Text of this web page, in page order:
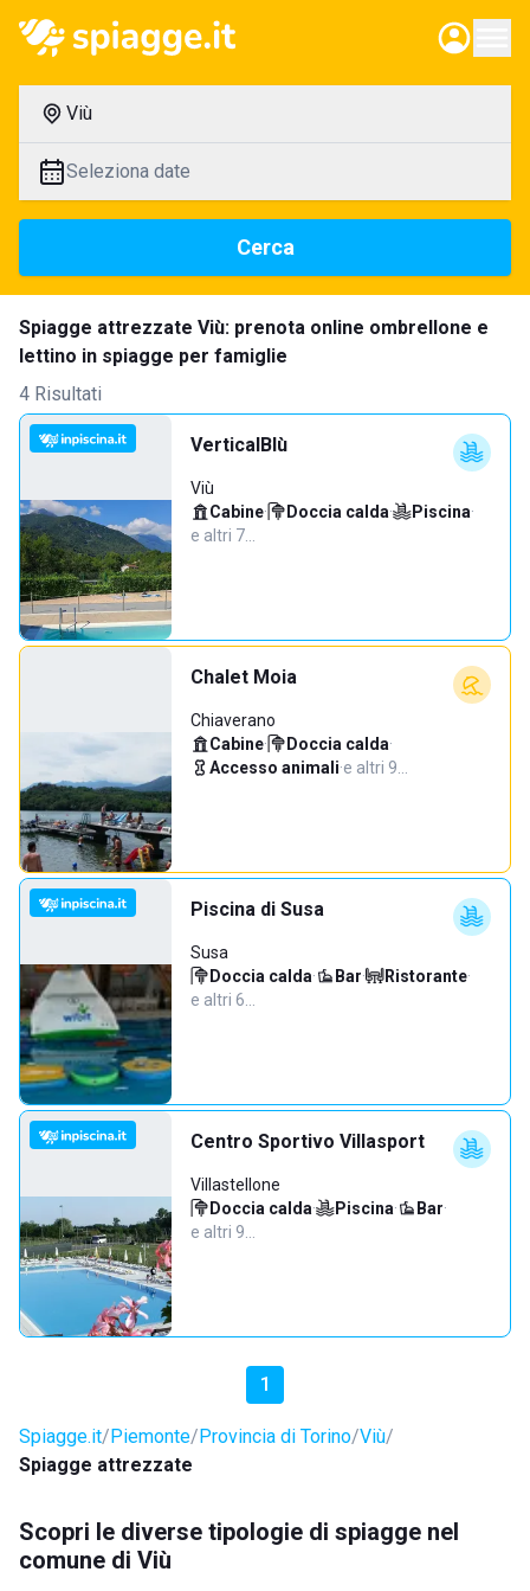
Viù
Seleziona date
Cerca
Spiagge attrezzate Viù: prenota online ombrellone e
lettino in spiagge per famiglie
4 Risultati
VerticalBlù
Viù
Cabine· Doccia calda· Piscina·
e altri 7…
Chalet Moia
Chiaverano
Cabine· Doccia calda·
Accesso animali·e altri 9…
Piscina di Susa
Susa
Doccia calda· Bar· Ristorante·
e altri 6…
Centro Sportivo Villasport
Villastellone
Doccia calda· Piscina· Bar·
e altri 9…
1
Spiagge.it Piemonte Provincia di Torino Viù
Spiagge attrezzate
Scopri le diverse tipologie di spiagge nel
comune di Viù